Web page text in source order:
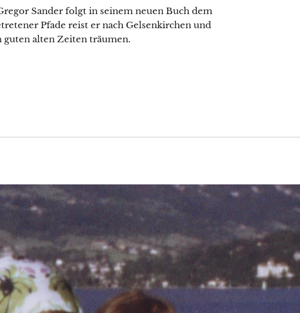
Sander folgt in seinem neuen Buch dem
Pfade reist er nach Gelsenkirchen und
alten Zeiten träumen.